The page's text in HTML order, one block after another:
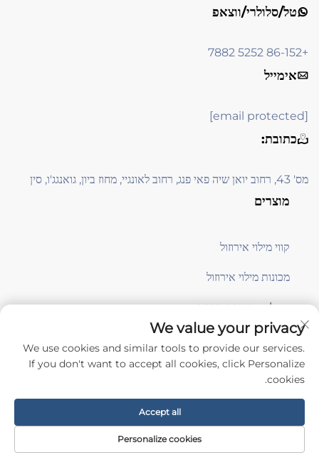
טל/סלולרי/ווצאפ
+86-152 5252 7882
אימייל
[email protected]
כתובת:
מס' 43, רחוב יואן שיה פאי פנג, רחוב לאונגיי, מחוז ביון, גואנגג'ו, סין
מוצרים
קווי מילוי אירוזול
מכונות מילוי אירוזול
معدات תמיכה בייצור
הירשמו
גלול למעלה
We value your privacy
We use cookies and similar tools to provide our services.
If you don't want to accept all cookies, click Personalize
cookies.
Personalize cookies
Accept all